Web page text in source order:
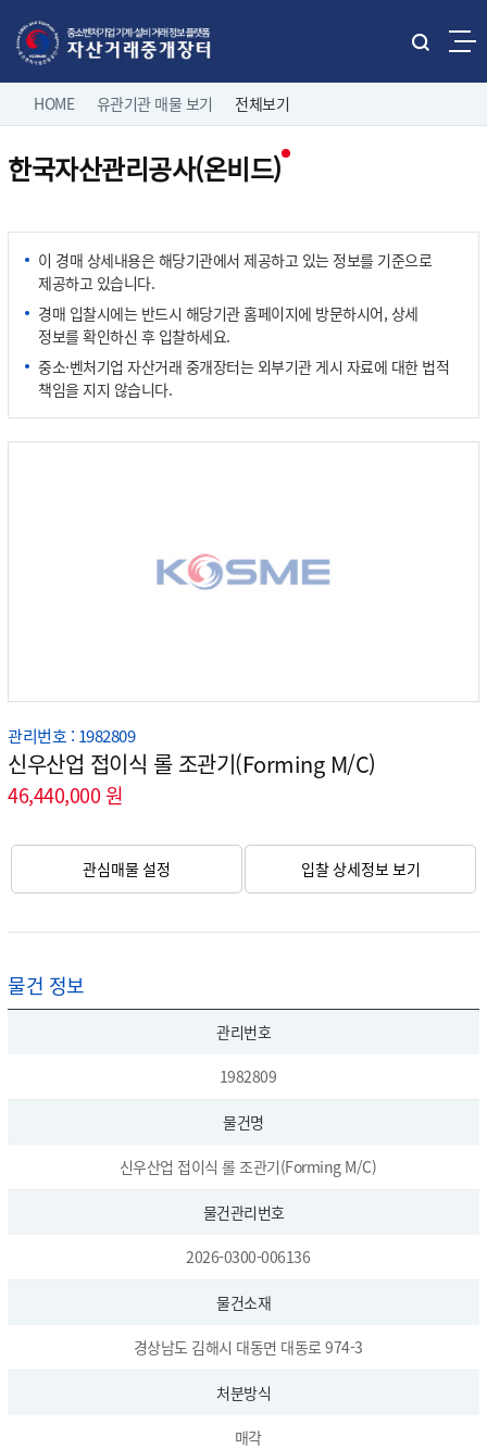
통
비
게
션
HOME 유관기관 매물 보기 전체보기
한국자산관리공사(온비드)
이 경매 상세내용은 해당기관에서 제공하고 있는 정보를 기준으로
제공하고 있습니다.
경매 입찰시에는 반드시 해당기관 홈페이지에 방문하시어, 상세
정보를 확인하신 후 입찰하세요.
중소·벤처기업 자산거래 중개장터는 외부기관 게시 자료에 대한 법적
책임을 지지 않습니다.
관리번호 : 1982809
신우산업 접이식 롤 조관기(Forming M/C)
46,440,000 원
관심매물 설정 입찰 상세정보 보기
물건 정보
관리번호
1982809
물건명
신우산업 접이식 롤 조관기(Forming M/C)
물건관리번호
2026-0300-006136
물건소재
경상남도 김해시 대동면 대동로 974-3
처분방식
매각
홈으로 로그인
직거래 매물보기 팝니다
제조/유통업체 매물
삽니다
유관기관 매물보기
나의 거래정보
고객마당